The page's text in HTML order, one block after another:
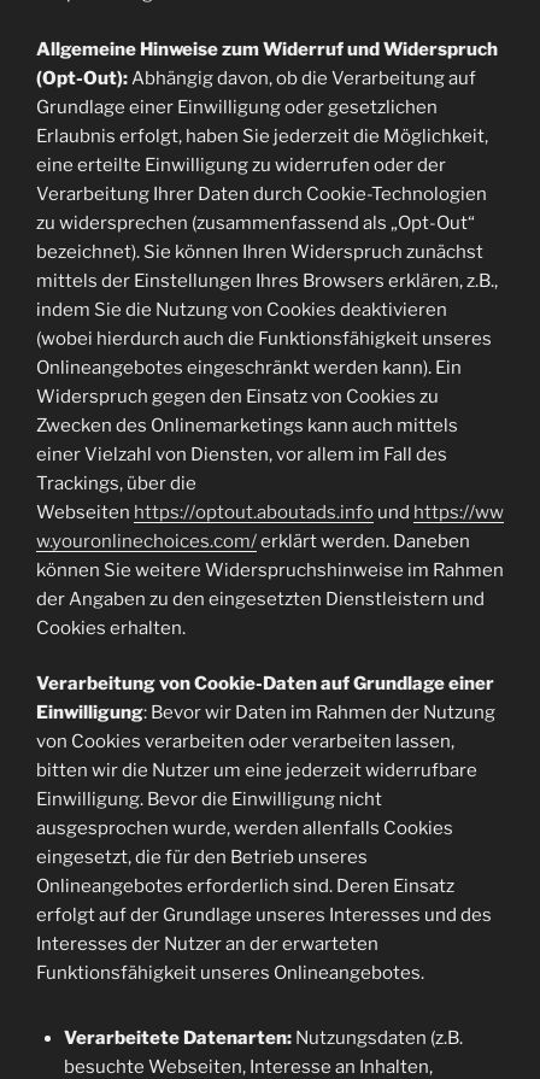
Allgemeine Hinweise zum Widerruf und Widerspruch
(Opt-Out): Abhängig davon, ob die Verarbeitung auf
Grundlage einer Einwilligung oder gesetzlichen
Erlaubnis erfolgt, haben Sie jederzeit die Möglichkeit,
eine erteilte Einwilligung zu widerrufen oder der
Verarbeitung Ihrer Daten durch Cookie-Technologien
zu widersprechen (zusammenfassend als „Opt-Out“
bezeichnet). Sie können Ihren Widerspruch zunächst
mittels der Einstellungen Ihres Browsers erklären, z.B.,
indem Sie die Nutzung von Cookies deaktivieren
(wobei hierdurch auch die Funktionsfähigkeit unseres
Onlineangebotes eingeschränkt werden kann). Ein
Widerspruch gegen den Einsatz von Cookies zu
Zwecken des Onlinemarketings kann auch mittels
einer Vielzahl von Diensten, vor allem im Fall des
Trackings, über die
Webseiten https://optout.aboutads.info und https://ww
w.youronlinechoices.com/erklärt werden. Daneben
können Sie weitere Widerspruchshinweise im Rahmen
der Angaben zu den eingesetzten Dienstleistern und
Cookies erhalten.
Verarbeitung von Cookie-Daten auf Grundlage einer
Einwilligung: Bevor wir Daten im Rahmen der Nutzung
von Cookies verarbeiten oder verarbeiten lassen,
bitten wir die Nutzer um eine jederzeit widerrufbare
Einwilligung. Bevor die Einwilligung nicht
ausgesprochen wurde, werden allenfalls Cookies
eingesetzt, die für den Betrieb unseres
Onlineangebotes erforderlich sind. Deren Einsatz
erfolgt auf der Grundlage unseres Interesses und des
Interesses der Nutzer an der erwarteten
Funktionsfähigkeit unseres Onlineangebotes.
Verarbeitete Datenarten:Nutzungsdaten (z.B.
besuchte Webseiten, Interesse an Inhalten,